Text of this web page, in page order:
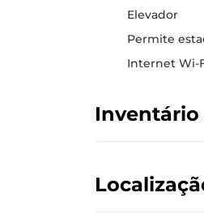
Elevador
Permite
Internet Wi-
Inventário